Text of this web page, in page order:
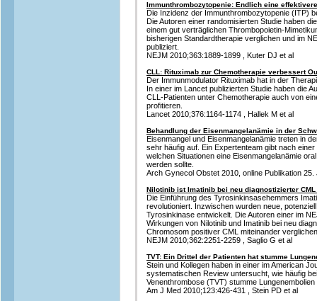
Immunthrombozytopenie: Endlich eine
Die Inzidenz der Immunthrombozytopenie (ITP)
Die Autoren einer randomisierten Studie haben
einem gut verträglichen Thrombopoietin-
bisherigen Standardtherapie verglichen und im
publiziert.
NEJM 2010;363:1889-1899 , Kuter DJ et al
CLL: Rituximab zur Chemotherapie verbessert
Der Immunmodulator Rituximab hat in der
In einer im Lancet publizierten Studie haben die
CLL-Patienten unter Chemotherapie auch von
profitieren.
Lancet 2010;376:1164-1174 , Hallek M et al
Behandlung der Eisenmangelanämie in der
Eisenmangel und Eisenmangelanämie treten in
sehr häufig auf. Ein Expertenteam gibt nach
welchen Situationen eine Eisenmangelanämie
werden sollte.
Arch Gynecol Obstet 2010, online Publikation
Nilotinib ist Imatinib bei neu diagnostizierter
Die Einführung des Tyrosinkinsasehemmers
revolutioniert. Inzwischen wurden neue,
Tyrosinkinase entwickelt. Die Autoren einer im
Wirkungen von Nilotinib und Imatinib bei neu
Chromosom positiver CML miteinander
NEJM 2010;362:2251-2259 , Saglio G et al
TVT: Ein Drittel der Patienten hat stumme
Stein und Kollegen haben in einer im American
systematischen Review untersucht, wie häufig
Venenthrombose (TVT) stumme
Am J Med 2010;123:426-431 , Stein PD et al